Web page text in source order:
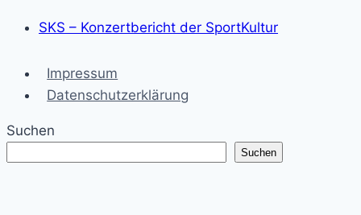
SKS – Konzertbericht der SportKultur
Impressum
Datenschutzerklärung
Suchen
Suchen